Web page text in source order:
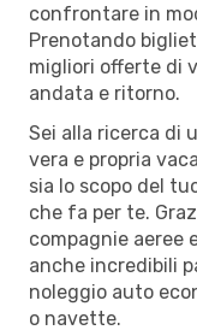
confrontare in
Prenotando
migliori offerte di
andata e ritorno.
Sei alla ricerca di
vera e propria
sia lo scopo del
che fa per te.
compagnie aeree
anche incredibili
noleggio auto
o navette.